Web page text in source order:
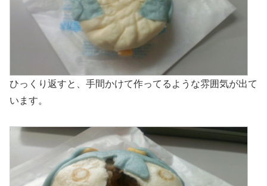
ひっくり返すと、手間かけて作ってるような雰囲気が出て
います。